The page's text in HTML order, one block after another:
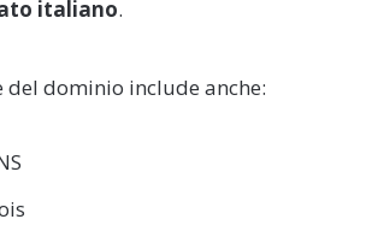
italiano.
del dominio include anche: